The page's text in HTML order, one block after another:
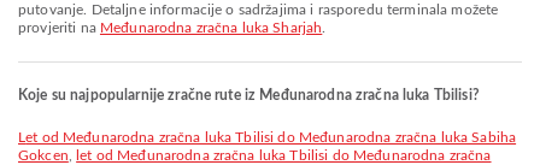
putovanje. Detaljne informacije o sadržajima i rasporedu terminala možete
provjeriti na Međunarodna zračna luka Sharjah
Koje su najpopularnije zračne rute iz Međunarodna zračna luka Tbilisi?
let od Međunarodna zračna luka Tbilisi do Međunarodna zračna luka Sabiha
Gokcen
let od Međunarodna zračna luka Tbilisi do Međunarodna zračna